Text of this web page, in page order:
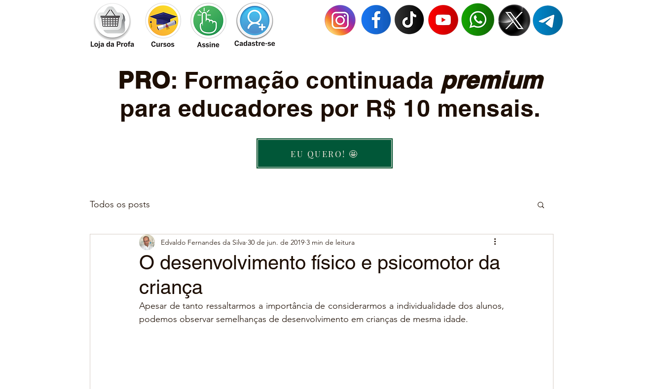
PRO: Formação continuada premium
para educadores por R$ 10 mensais.
EU QUERO! 🤩
Todos os posts
O desenvolvimento físico e psicomotor da
criança
Edvaldo Fernandes da Silva 30 de jun. de 2019 3 min de leitura
Apesar de tanto ressaltarmos a importância de considerarmos a individualidade dos alunos,
podemos observar semelhanças de desenvolvimento em crianças de mesma idade.